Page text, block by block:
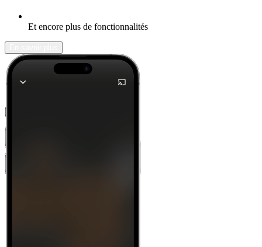
Et encore plus de fonctionnalités